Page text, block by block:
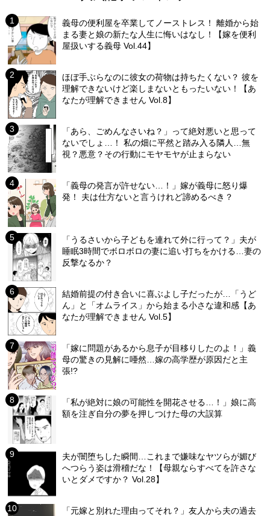
義母の便利屋を卒業してノーストレス！ 離婚から始
まる妻と娘の新たな人生に悔いはなし！【嫁を便利
屋扱いする義母 Vol.44】
ほぼ手ぶらなのに彼女の荷物は持ちたくない？ 彼を
理解できないけど楽しまないともったいない！【あ
なたが理解できません Vol.8】
「あら、ごめんなさいね？」って絶対悪いと思って
ないでしょ…！ 私の畑に平然と踏み入る隣人…無
視？悪意？その行動にモヤモヤが止まらない
「義母の発言が許せない…！」嫁が義母に怒り爆
発！ 夫は仕方ないと言うけれど諦めるべき？
「うるさいから子どもを連れて外に行って？」夫が
睡眠3時間でボロボロの妻に追い打ちをかける…妻の
反撃なるか？
結婚前提の付き合いに喜ぶよし子だったが…「うど
ん」と「オムライス」から始まる小さな違和感【あ
なたが理解できません Vol.5】
「嫁に問題があるから息子が目移りしたのよ！」義
母の驚きの見解に唖然…嫁の高学歴が原因だと主
張!?
「私が絶対に娘の可能性を開花させる…！」娘に高
額を注ぎ自分の夢を押しつけた母の大誤算
夫が闇堕ちした瞬間…これまで嫌味なヤツらが媚び
へつらう姿は滑稽だな！【母親ならすべてを許さな
いとダメですか？ Vol.28】
「元嫁と別れた理由ってそれ？」友人から夫の過去